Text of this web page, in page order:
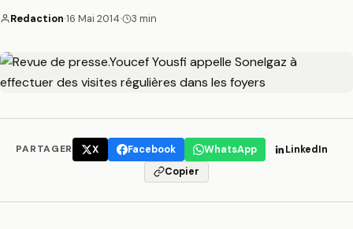
Redaction·16 Mai 2014· 3 min
PARTAGER X Facebook WhatsApp
LinkedIn
Copier